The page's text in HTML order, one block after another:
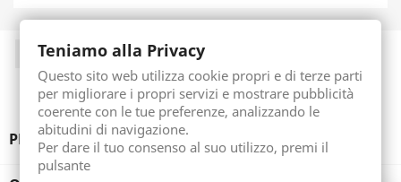
FacebookInstagram
PRODUCTS
Teniamo alla Privacy
Questo sito web utilizza cookie propri e di terze parti
per migliorare i propri servizi e mostrare pubblicità
coerente con le tue preferenze, analizzando le
abitudini di navigazione.
Per dare il tuo consenso al suo utilizzo, premi il
pulsante